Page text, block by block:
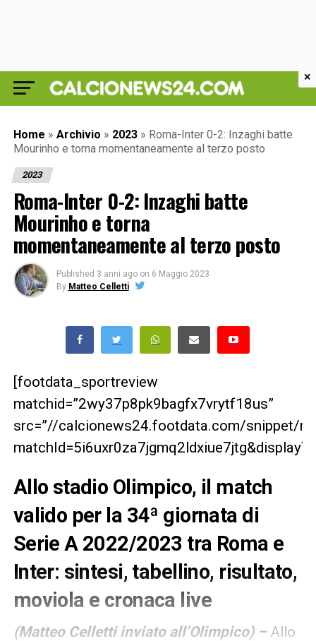
Home » Archivio » 2023 » Roma-Inter 0-2: Inzaghi batte
Mourinho e torna momentaneamente al terzo posto
2023
Roma-Inter 0-2: Inzaghi batte
Mourinho e torna
momentaneamente al terzo posto
Published 3 anni ago on 6 Maggio 2023
By Matteo Celletti
[footdata_sportreview
matchid=”2wy37p8pk9bagfx7vrytf18us”
src=”//calcionews24.footdata.com/snippet/
Allo stadio Olimpico, il match
valido per la 34ª giornata di
Serie A 2022/2023 tra Roma e
Inter: sintesi, tabellino, risultato,
moviola e cronaca live
(Matteo Celletti inviato all’Olimpico) –Allo
×